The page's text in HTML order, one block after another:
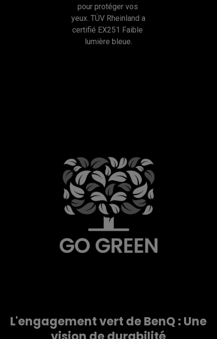
pour protéger vos
yeux. TÜV Rheinland a
certifié EX251 Faible
lumière bleue.
L'engagement vert de BenQ : Une